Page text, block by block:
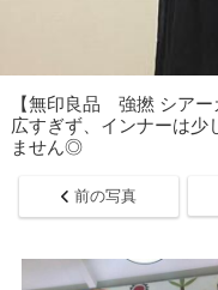
【無印良品 強撚 シア
広すぎず、インナーは少
ません◎
前の写真